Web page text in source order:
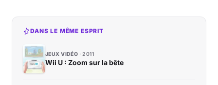
DANS LE MÊME ESPRIT
JEUX VIDÉO 2011
Wii U : Zoom sur la bête